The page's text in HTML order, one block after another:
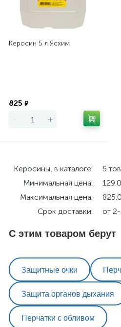
Керосин 5 л Ясхим
825 ₽
- +
Керосины, в каталоге:
5
Минимальная цена:
Максимальная цена:
Срок доставки:
от
С этим товаром берут
Защитные очки
Защита органов дыхания
Перчатки с обливом